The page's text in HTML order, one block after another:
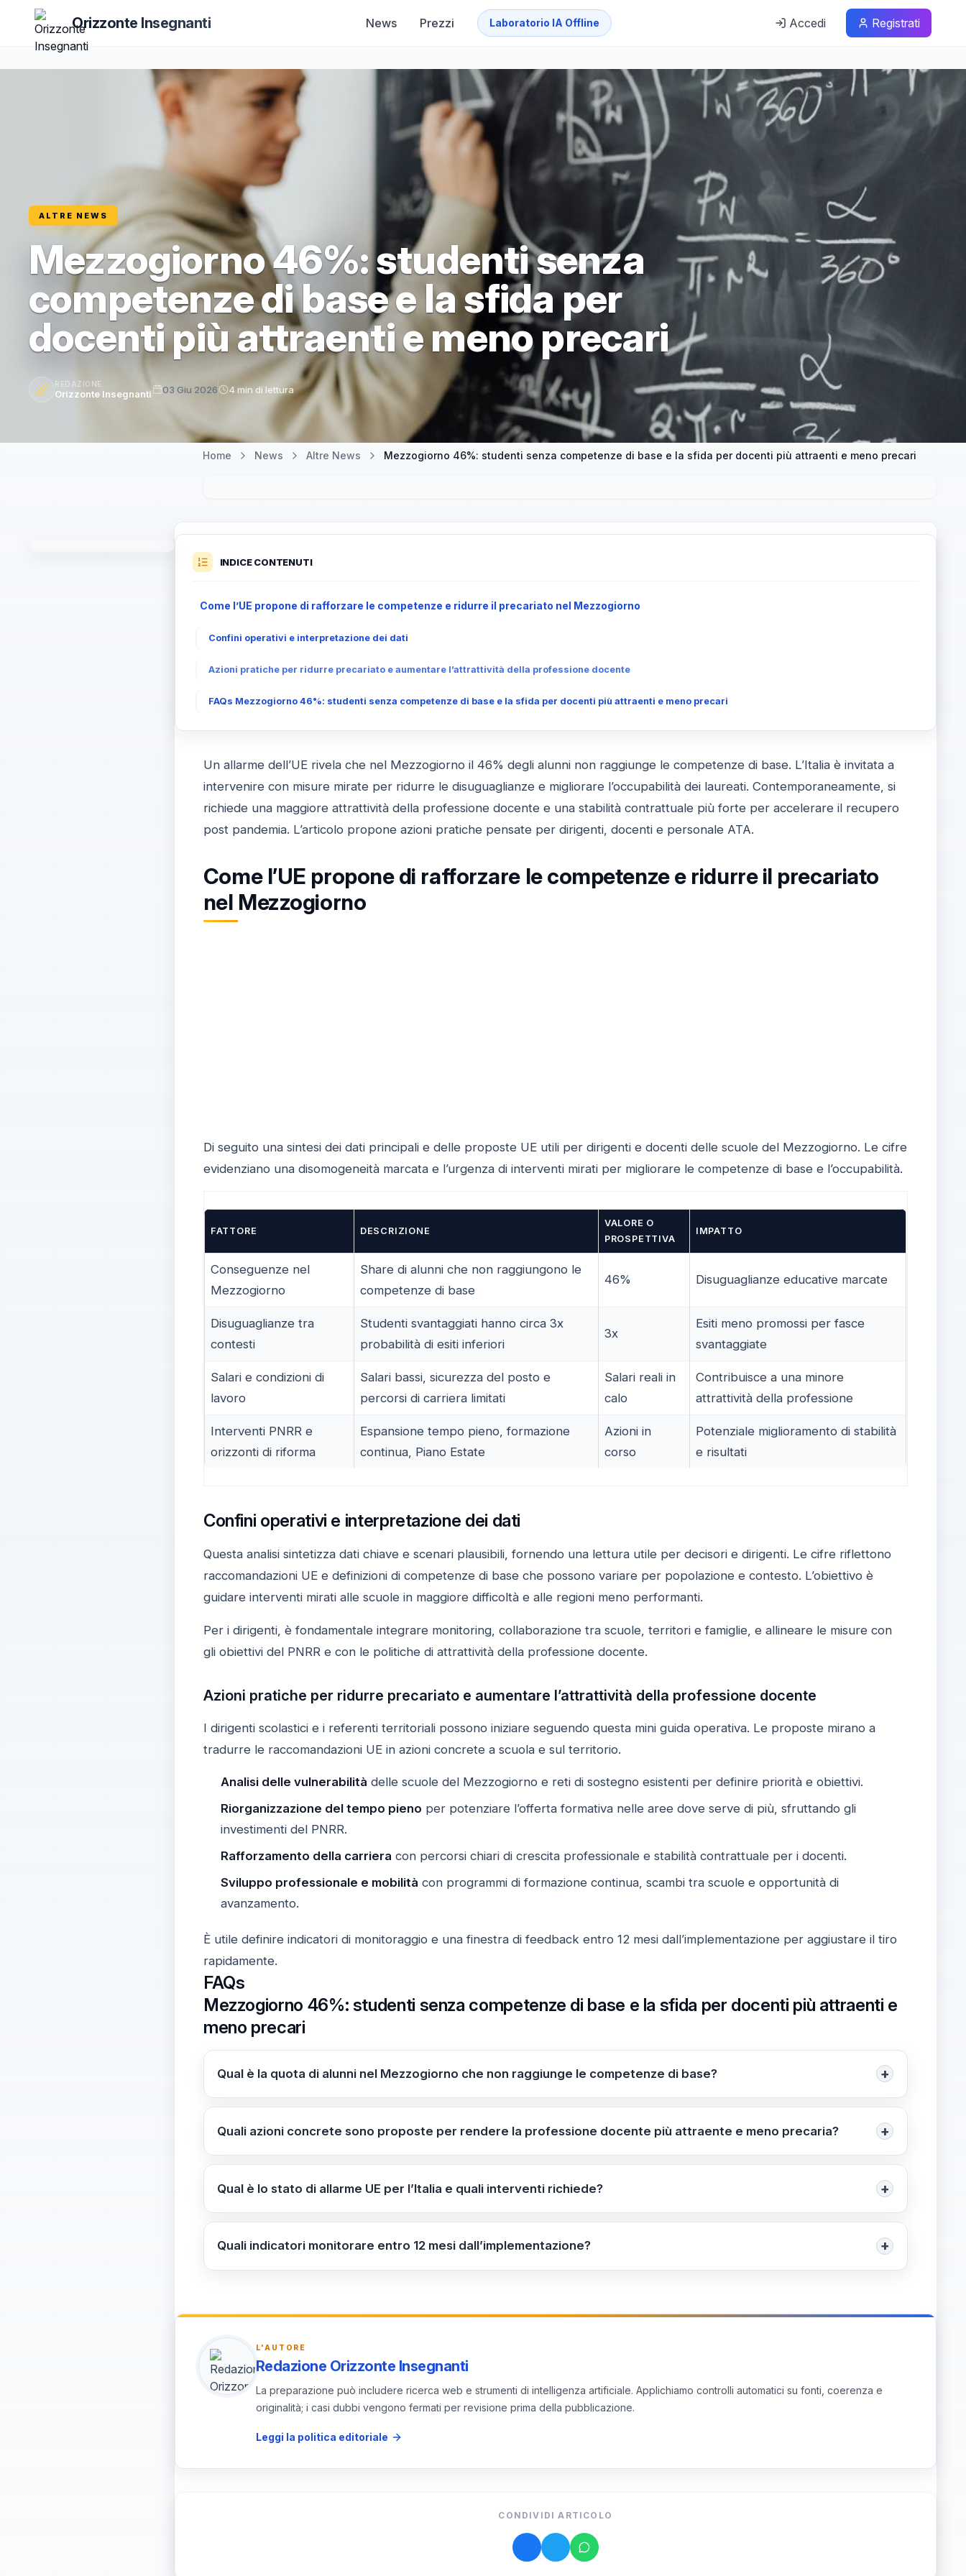
Orizzonte Insegnanti News Prezzi Laboratorio IA Offline Accedi Registrati
ALTRE NEWS
Mezzogiorno 46%: studenti senza
competenze di base e la sfida per
docenti più attraenti e meno precari
REDAZIONE
Orizzonte Insegnanti 03 Giu 2026 4 min di lettura
Home News Altre News Mezzogiorno 46%: studenti senza competenze di base e la sfida per docenti più attraenti e meno precari
INDICE CONTENUTI
Come l’UE propone di rafforzare le competenze e ridurre il precariato nel Mezzogiorno
Confini operativi e interpretazione dei dati
Azioni pratiche per ridurre precariato e aumentare l’attrattività della professione docente
FAQs Mezzogiorno 46%: studenti senza competenze di base e la sfida per docenti più attraenti e meno precari
Un allarme dell’UE rivela che nel Mezzogiorno il 46% degli alunni non raggiunge le competenze di base. L’Italia è invitata a
intervenire con misure mirate per ridurre le disuguaglianze e migliorare l’occupabilità dei laureati. Contemporaneamente, si
richiede una maggiore attrattività della professione docente e una stabilità contrattuale più forte per accelerare il recupero
post pandemia. L’articolo propone azioni pratiche pensate per dirigenti, docenti e personale ATA.
Come l’UE propone di rafforzare le competenze e ridurre il precariato
nel Mezzogiorno
Di seguito una sintesi dei dati principali e delle proposte UE utili per dirigenti e docenti delle scuole del Mezzogiorno. Le cifre
evidenziano una disomogeneità marcata e l’urgenza di interventi mirati per migliorare le competenze di base e l’occupabilità.
FATTORE DESCRIZIONE
VALORE O
PROSPETTIVA
IMPATTO
Conseguenze nel
Mezzogiorno
Share di alunni che non raggiungono le
competenze di base
46% Disuguaglianze educative marcate
Disuguaglianze tra
contesti
Studenti svantaggiati hanno circa 3x
probabilità di esiti inferiori
3x
Esiti meno promossi per fasce
svantaggiate
Salari e condizioni di
lavoro
Salari bassi, sicurezza del posto e
percorsi di carriera limitati
Salari reali in
calo
Contribuisce a una minore
attrattività della professione
Interventi PNRR e
orizzonti di riforma
Espansione tempo pieno, formazione
continua, Piano Estate
Azioni in
corso
Potenziale miglioramento di stabilità
e risultati
Confini operativi e interpretazione dei dati
Questa analisi sintetizza dati chiave e scenari plausibili, fornendo una lettura utile per decisori e dirigenti. Le cifre riflettono
raccomandazioni UE e definizioni di competenze di base che possono variare per popolazione e contesto. L’obiettivo è
guidare interventi mirati alle scuole in maggiore difficoltà e alle regioni meno performanti.
Per i dirigenti, è fondamentale integrare monitoring, collaborazione tra scuole, territori e famiglie, e allineare le misure con
gli obiettivi del PNRR e con le politiche di attrattività della professione docente.
Azioni pratiche per ridurre precariato e aumentare l’attrattività della professione docente
I dirigenti scolastici e i referenti territoriali possono iniziare seguendo questa mini guida operativa. Le proposte mirano a
tradurre le raccomandazioni UE in azioni concrete a scuola e sul territorio.
Analisi delle vulnerabilità delle scuole del Mezzogiorno e reti di sostegno esistenti per definire priorità e obiettivi.
Riorganizzazione del tempo pieno per potenziare l’offerta formativa nelle aree dove serve di più, sfruttando gli
investimenti del PNRR.
Rafforzamento della carriera con percorsi chiari di crescita professionale e stabilità contrattuale per i docenti.
Sviluppo professionale e mobilità con programmi di formazione continua, scambi tra scuole e opportunità di
avanzamento.
È utile definire indicatori di monitoraggio e una finestra di feedback entro 12 mesi dall’implementazione per aggiustare il tiro
rapidamente.
FAQs
Mezzogiorno 46%: studenti senza competenze di base e la sfida per docenti più attraenti e
meno precari
Qual è la quota di alunni nel Mezzogiorno che non raggiunge le competenze di base? +
Nel Mezzogiorno il 46% degli alunni non raggiunge le competenze di base. Questa quota evidenzia disuguaglianze
Quali azioni concrete sono proposte per rendere la professione docente più attraente e meno precaria? +
Azioni chiave includono percorsi di carriera chiari e stabilità contrattuale per i docenti, una riorganizzazione del tempo
Qual è lo stato di allarme UE per l’Italia e quali interventi richiede? +
L'UE segnala la necessità di interventi mirati per ridurre le disuguaglianze e migliorare le competenze di base e
l'occupabilità, con attenzione al Mezzogiorno. Propone espansione del tempo pieno, formazione continua e politiche di
Quali indicatori monitorare entro 12 mesi dall’implementazione? +
Indicatori chiave: quota di alunni che raggiungono le competenze di base, ore di formazione continua erogate ai docenti
tiro.
L'AUTORE
Redazione Orizzonte Insegnanti
La preparazione può includere ricerca web e strumenti di intelligenza artificiale. Applichiamo controlli automatici su fonti, coerenza e
originalità; i casi dubbi vengono fermati per revisione prima della pubblicazione.
Leggi la politica editoriale
CONDIVIDI ARTICOLO